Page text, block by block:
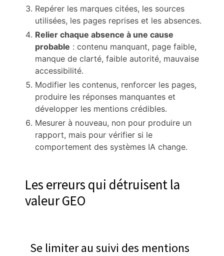
Repérer les marques citées, les sources
utilisées, les pages reprises et les absences.
Relier chaque absence à une cause
probable : contenu manquant, page faible,
manque de clarté, faible autorité, mauvaise
accessibilité.
Modifier les contenus, renforcer les pages,
produire les réponses manquantes et
développer les mentions crédibles.
Mesurer à nouveau, non pour produire un
rapport, mais pour vérifier si le
comportement des systèmes IA change.
Les erreurs qui détruisent la
valeur GEO
Se limiter au suivi des mentions